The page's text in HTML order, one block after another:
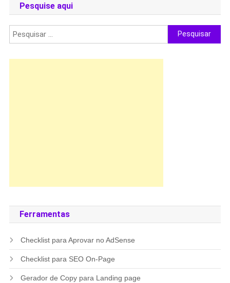
por
posts
Pesquise aqui
Pesquisar
por:
Ferramentas
Checklist para Aprovar no AdSense
Checklist para SEO On-Page
Gerador de Copy para Landing page